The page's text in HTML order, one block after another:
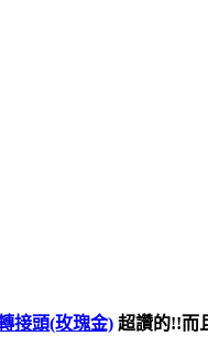
接頭(玫瑰金) 超讚的!!而